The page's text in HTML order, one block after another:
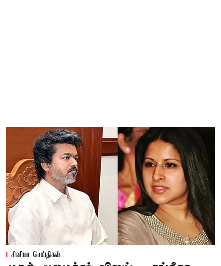
சினிமா செய்திகள்